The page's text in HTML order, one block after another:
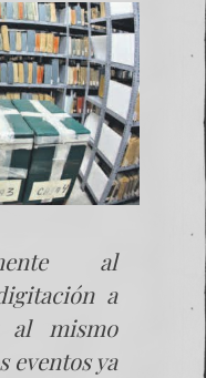
al
a
al mismo
eventos ya